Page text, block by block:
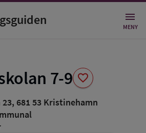
MENY
7-9 favorite
23, 68153 Kristinehamn